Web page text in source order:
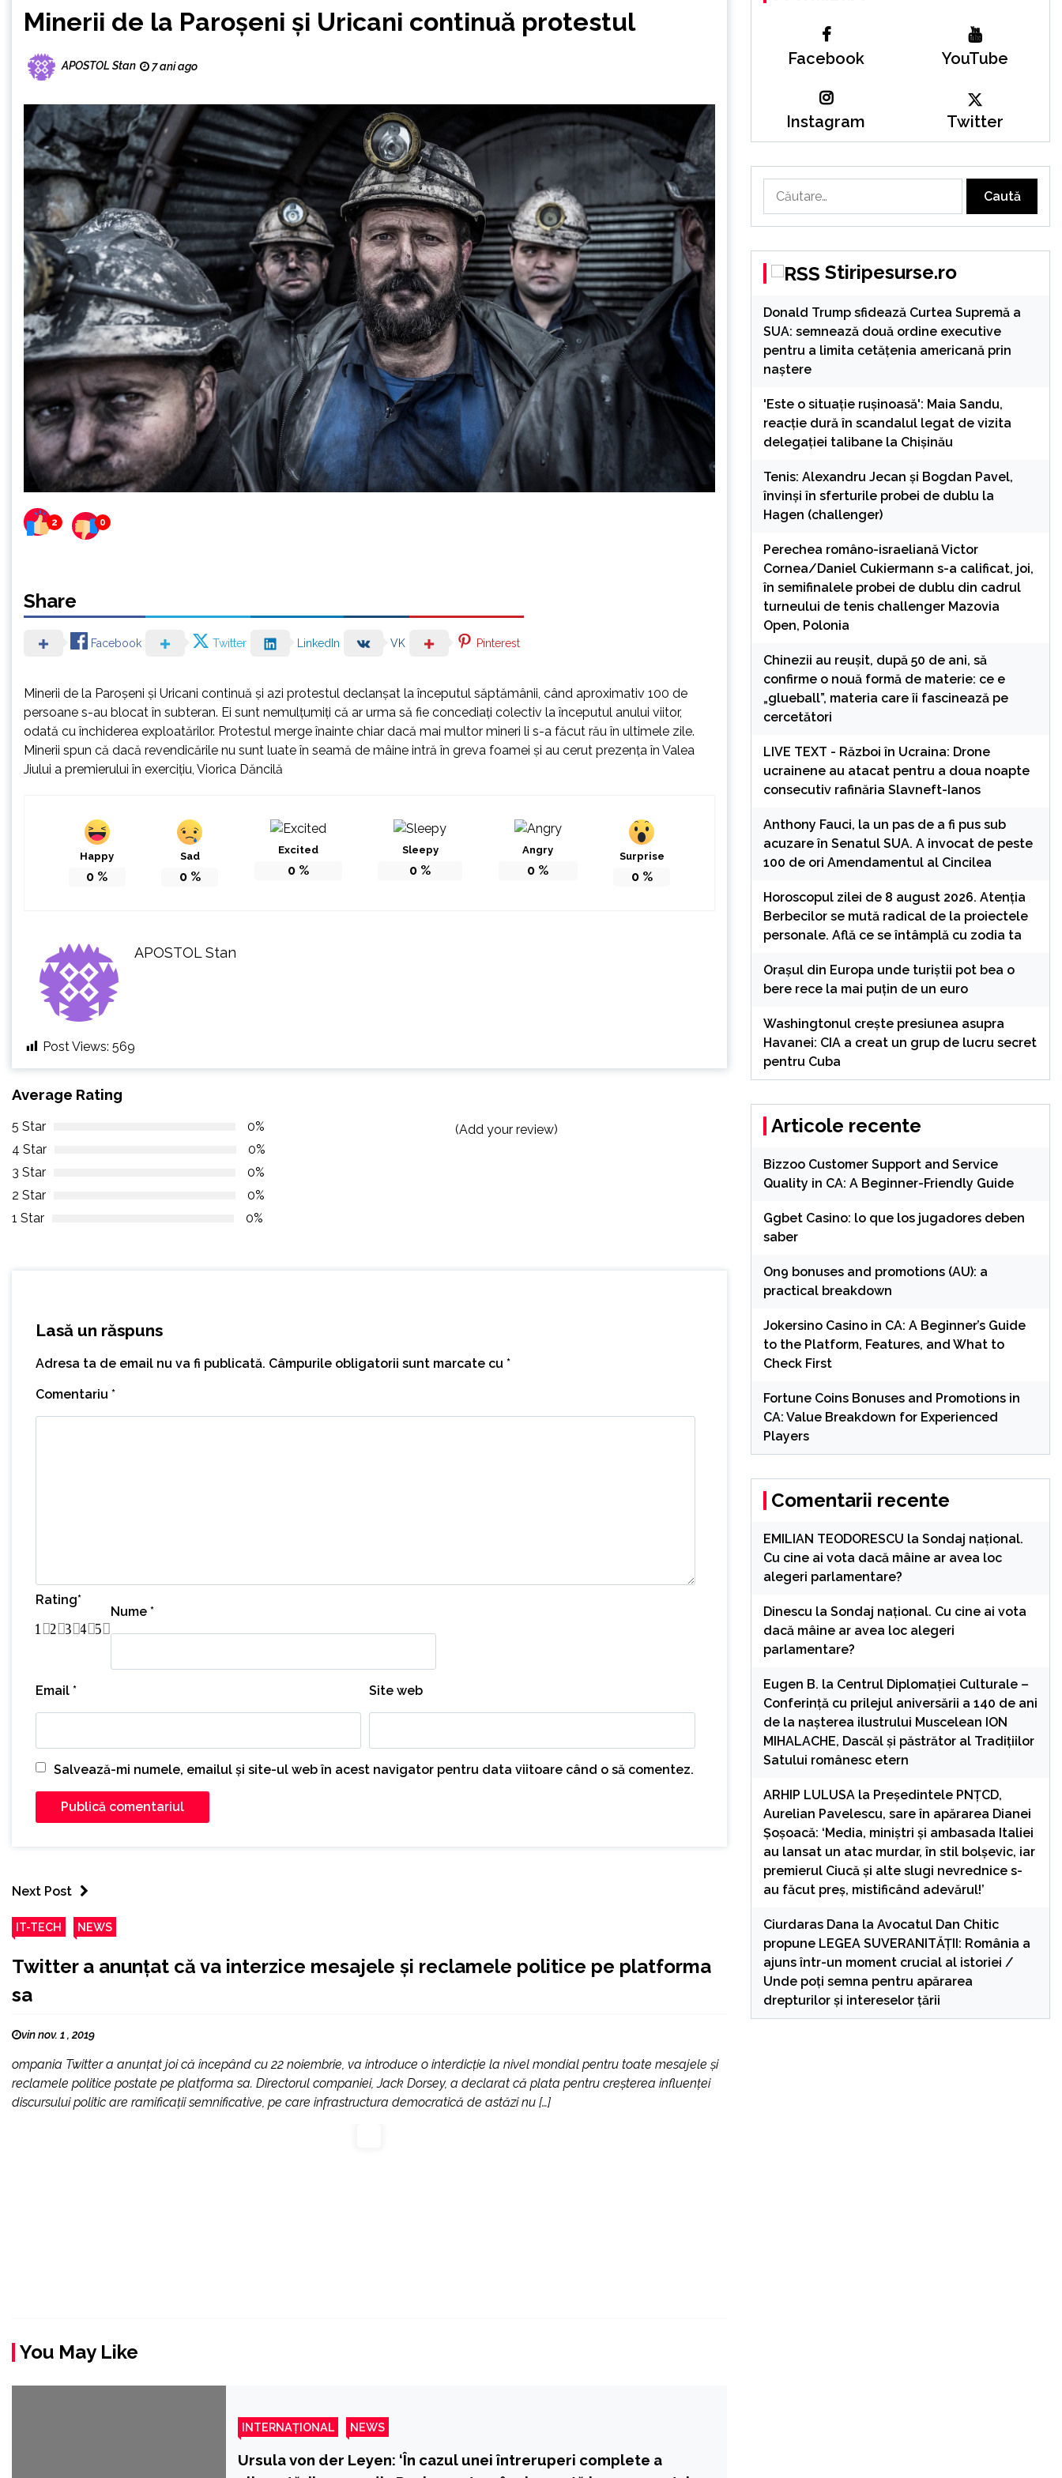
Minerii de la Paroşeni şi Uricani continuă protestul
APOSTOL Stan 7 ani ago
2 0
Share
Facebook Twitter LinkedIn VK Pinterest
Minerii de la Paroşeni şi Uricani continuă şi azi protestul declanşat la începutul săptămânii, când aproximativ 100 de
persoane s-au blocat în subteran. Ei sunt nemulţumiţi că ar urma să fie concediaţi colectiv la începutul anului viitor,
odată cu închiderea exploatărilor. Protestul merge înainte chiar dacă mai multor mineri li s-a făcut rău în ultimele zile.
Minerii spun că dacă revendicările nu sunt luate în seamă de mâine intră în greva foamei şi au cerut prezenţa în Valea
Jiului a premierului în exerciţiu, Viorica Dăncilă
Happy
0 %
Sad
0%
Excited
0%
Sleepy
0 %
Angry
0 %
Surprise
0%
APOSTOL Stan
Post Views: 569
Average Rating
5 Star
0%
4 Star
0%
3 Star
0%
2 Star
0%
1 Star
0%
(Add your review)
Lasă un răspuns
Adresa ta de email nu va fi publicată. Câmpurile obligatorii sunt marcate cu *
Comentariu *
Rating*
5
4
3
2
1
Nume *
Email * Site web
Salvează-mi numele, emailul și site-ul web în acest navigator pentru data viitoare când o să comentez.
Next Post
IT-TECH NEWS
Twitter a anunţat că va interzice mesajele şi reclamele politice pe platforma
sa
vin nov. 1 , 2019
ompania Twitter a anunţat joi că începând cu 22 noiembrie, va introduce o interdicţie la nivel mondial pentru toate mesajele şi
reclamele politice postate pe platforma sa. Directorul companiei, Jack Dorsey, a declarat că plata pentru creşterea influenţei
discursului politic are ramificaţii semnificative, pe care infrastructura democratică de astăzi nu […]
You May Like
INTERNAȚIONAL NEWS
Ursula von der Leyen: ‘În cazul unei întreruperi complete a
Facebook YouTube
Instagram Twitter
după:
Stiripesurse.ro
Donald Trump sfidează Curtea Supremă a
SUA: semnează două ordine executive
pentru a limita cetățenia americană prin
naștere
'Este o situație rușinoasă': Maia Sandu,
reacție dură în scandalul legat de vizita
delegației talibane la Chișinău
Tenis: Alexandru Jecan şi Bogdan Pavel,
învinşi în sferturile probei de dublu la
Hagen (challenger)
Perechea româno-israeliană Victor
Cornea/Daniel Cukiermann s-a calificat, joi,
în semifinalele probei de dublu din cadrul
turneului de tenis challenger Mazovia
Open, Polonia
Chinezii au reușit, după 50 de ani, să
confirme o nouă formă de materie: ce e
„glueball”, materia care îi fascinează pe
cercetători
LIVE TEXT - Război în Ucraina: Drone
ucrainene au atacat pentru a doua noapte
consecutiv rafinăria Slavneft-Ianos
Anthony Fauci, la un pas de a fi pus sub
acuzare în Senatul SUA. A invocat de peste
100 de ori Amendamentul al Cincilea
Horoscopul zilei de 8 august 2026. Atenția
Berbecilor se mută radical de la proiectele
personale. Află ce se întâmplă cu zodia ta
Orașul din Europa unde turiștii pot bea o
bere rece la mai puțin de un euro
Washingtonul creşte presiunea asupra
Havanei: CIA a creat un grup de lucru secret
pentru Cuba
Articole recente
Bizzoo Customer Support and Service
Quality in CA: A Beginner-Friendly Guide
Ggbet Casino: lo que los jugadores deben
saber
On9 bonuses and promotions (AU): a
practical breakdown
Jokersino Casino in CA: A Beginner’s Guide
to the Platform, Features, and What to
Check First
Fortune Coins Bonuses and Promotions in
CA: Value Breakdown for Experienced
Players
Comentarii recente
EMILIAN TEODORESCU la Sondaj național.
Cu cine ai vota dacă mâine ar avea loc
alegeri parlamentare?
Dinescu la Sondaj național. Cu cine ai vota
dacă mâine ar avea loc alegeri
parlamentare?
Eugen B. la Centrul Diplomației Culturale –
Conferință cu prilejul aniversării a 140 de ani
de la nașterea ilustrului Muscelean ION
MIHALACHE, Dascăl și păstrător al Tradițiilor
Satului românesc etern
ARHIP LULUSAla Președintele PNȚCD,
Aurelian Pavelescu, sare în apărarea Dianei
Șoșoacă: ‘Media, miniștri și ambasada Italiei
au lansat un atac murdar, în stil bolșevic, iar
premierul Ciucă și alte slugi nevrednice s-
au făcut preș, mistificând adevărul!’
Ciurdaras Dana la Avocatul Dan Chitic
propune LEGEA SUVERANITĂȚII: România a
ajuns într-un moment crucial al istoriei /
Unde poți semna pentru apărarea
drepturilor și intereselor țării